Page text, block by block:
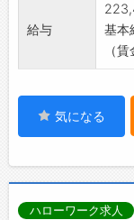
給与
基本
（
気になる
ハローワーク求人